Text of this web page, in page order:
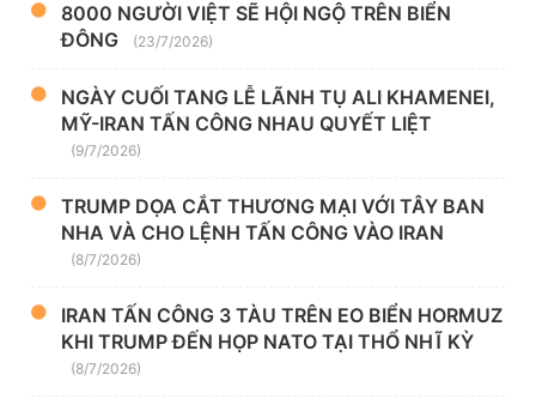
8000 NGƯỜI VIỆT SẼ HỘI NGỘ TRÊN BIỂN
ĐÔNG
(23/7/2026)
NGÀY CUỐI TANG LỄ LÃNH TỤ ALI KHAMENEI,
MỸ-IRAN TẤN CÔNG NHAU QUYẾT LIỆT
(9/7/2026)
TRUMP DỌA CẮT THƯƠNG MẠI VỚI TÂY BAN
NHA VÀ CHO LỆNH TẤN CÔNG VÀO IRAN
(8/7/2026)
IRAN TẤN CÔNG 3 TÀU TRÊN EO BIỂN HORMUZ
KHI TRUMP ĐẾN HỌP NATO TẠI THỔ NHĨ KỲ
(8/7/2026)